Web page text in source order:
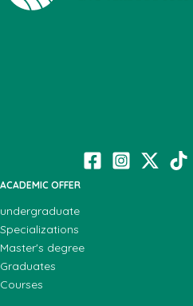
ACADEMIC OFFER
undergraduate
Specializations
Master's degree
Graduates
Courses